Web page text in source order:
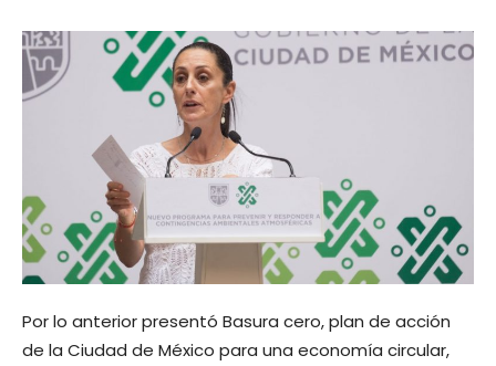
Por lo anterior presentó Basura cero, plan de acción
de la Ciudad de México para una economía circular,